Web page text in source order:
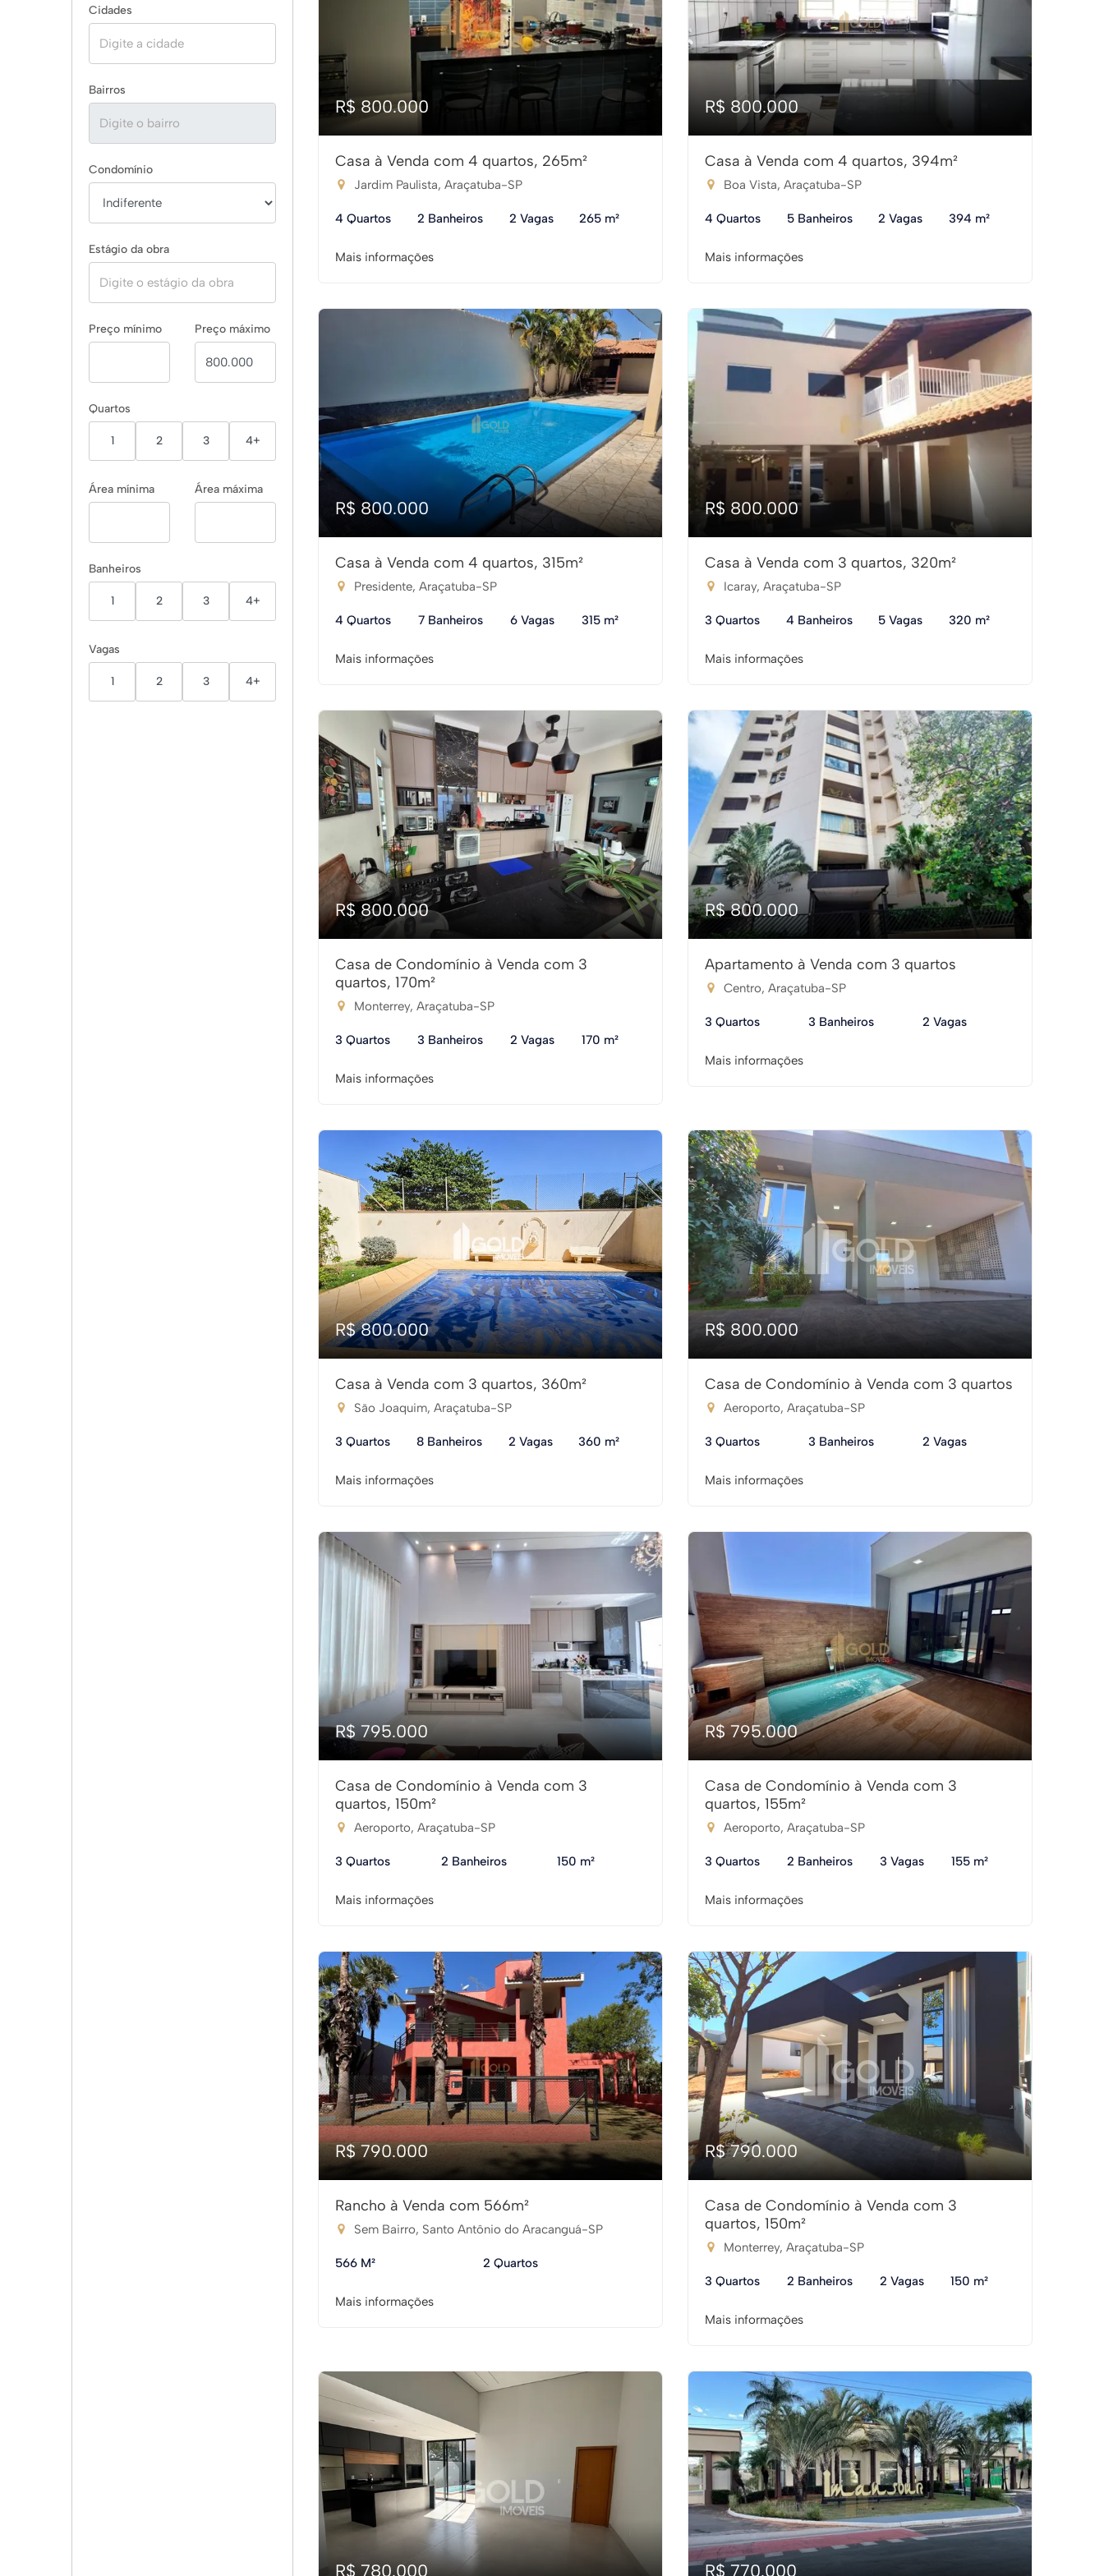
Cidades
Bairros
Condomínio
Estágio da obra
Preço mínimo Preço máximo
Quartos
1 2 3 4+
Área mínima Área máxima
Banheiros
1 2 3 4+
Vagas
1 2 3 4+
R$ 800.000
Casa à Venda com 4 quartos, 265m²
Jardim Paulista, Araçatuba-SP
4 Quartos 2 Banheiros 2 Vagas 265 m²
Mais informações
R$ 800.000
Casa à Venda com 4 quartos, 394m²
Boa Vista, Araçatuba-SP
4 Quartos 5 Banheiros 2 Vagas 394 m²
Mais informações
R$ 800.000
Casa à Venda com 4 quartos, 315m²
Presidente, Araçatuba-SP
4 Quartos 7 Banheiros 6 Vagas 315 m²
Mais informações
R$ 800.000
Casa à Venda com 3 quartos, 320m²
Icaray, Araçatuba-SP
3 Quartos 4 Banheiros 5 Vagas 320 m²
Mais informações
R$ 800.000
Casa de Condomínio à Venda com 3
quartos, 170m²
Monterrey, Araçatuba-SP
3 Quartos 3 Banheiros 2 Vagas 170 m²
Mais informações
R$ 800.000
Apartamento à Venda com 3 quartos
Centro, Araçatuba-SP
3 Quartos 3 Banheiros 2 Vagas
Mais informações
R$ 800.000
Casa à Venda com 3 quartos, 360m²
São Joaquim, Araçatuba-SP
3 Quartos 8 Banheiros 2 Vagas 360 m²
Mais informações
R$ 800.000
Casa de Condomínio à Venda com 3 quartos
Aeroporto, Araçatuba-SP
3 Quartos 3 Banheiros 2 Vagas
Mais informações
R$ 795.000
Casa de Condomínio à Venda com 3
quartos, 150m²
Aeroporto, Araçatuba-SP
3 Quartos 2 Banheiros 150 m²
Mais informações
R$ 795.000
Casa de Condomínio à Venda com 3
quartos, 155m²
Aeroporto, Araçatuba-SP
3 Quartos 2 Banheiros 3 Vagas 155 m²
Mais informações
R$ 790.000
Rancho à Venda com 566m²
Sem Bairro, Santo Antônio do Aracanguá-SP
566 M² 2 Quartos
Mais informações
R$ 790.000
Casa de Condomínio à Venda com 3
quartos, 150m²
Monterrey, Araçatuba-SP
3 Quartos 2 Banheiros 2 Vagas 150 m²
Mais informações
R$ 780.000 R$ 770.000